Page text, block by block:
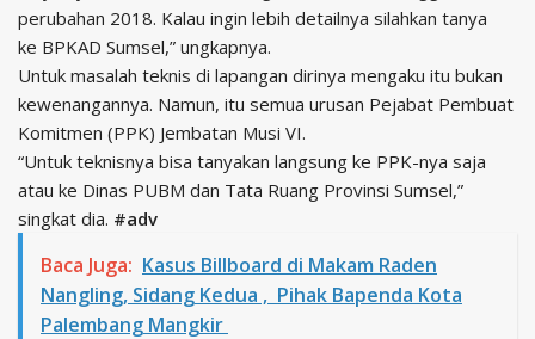
perubahan 2018. Kalau ingin lebih detailnya silahkan tanya
ke BPKAD Sumsel,” ungkapnya.
Untuk masalah teknis di lapangan dirinya mengaku itu bukan
kewenangannya. Namun, itu semua urusan Pejabat Pembuat
Komitmen (PPK) Jembatan Musi VI.
“Untuk teknisnya bisa tanyakan langsung ke PPK-nya saja
atau ke Dinas PUBM dan Tata Ruang Provinsi Sumsel,”
singkat dia. #adv
Baca Juga: Kasus Billboard di Makam Raden
Nangling, Sidang Kedua , Pihak Bapenda Kota
Palembang Mangkir